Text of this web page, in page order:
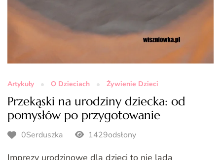
Artykuły O Dzieciach Żywienie Dzieci
Przekąski na urodziny dziecka: od
pomysłów po przygotowanie
0Serduszka 1429odsłony
Imprezy urodzinowe dla dzieci to nie lada